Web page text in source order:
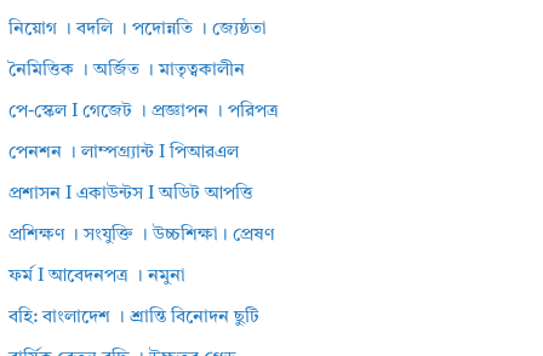
নিয়োগ । বদলি । পদোন্নতি । জ্যেষ্ঠতা
নৈমিত্তিক । অর্জিত । মাতৃত্বকালীন
পে-স্কেল I গেজেট । প্রজ্ঞাপন । পরিপত্র
পেনশন । লাম্পগ্র্যান্ট I পিআরএল
প্রশাসন I একাউন্টস I অডিট আপত্তি
প্রশিক্ষণ । সংযুক্তি । উচ্চশিক্ষা। প্রেষণ
ফর্ম I আবেদনপত্র । নমুনা
বহি: বাংলাদেশ । শ্রান্তি বিনোদন ছুটি